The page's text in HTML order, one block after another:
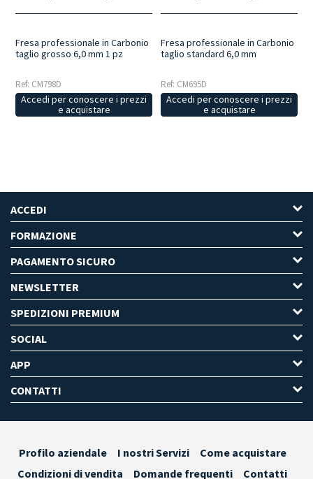
Fresa professionale in Carbonio
taglio grosso 6,0 mm 1 pz
Ref: CM798D
Accedi per conoscere i prezzi
e acquistare
Fresa professionale in Carbonio
taglio standard 6,0 mm
Ref: CM695D
Accedi per conoscere i prezzi
e acquistare
ACCEDI
FORMAZIONE
PAGAMENTO SICURO
NEWSLETTER
SPEDIZIONI PREMIUM
SOCIAL
APP
CONTATTI
Profilo aziendale I nostri Servizi
Come acquistare
Condizioni di vendita
Domande frequenti Contatti